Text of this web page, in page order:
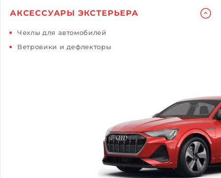
АКСЕССУАРЫ ЭКСТЕРЬЕРА
Чехлы для автомобилей
Ветровики и дефлекторы